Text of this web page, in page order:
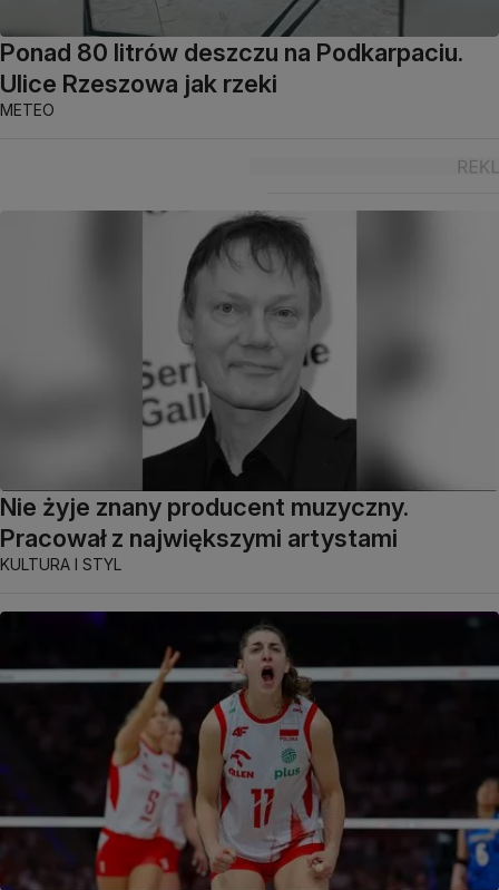
Ponad 80 litrów deszczu na Podkarpaciu.
Ulice Rzeszowa jak rzeki
METEO
Nie żyje znany producent muzyczny.
Pracował z największymi artystami
KULTURA I STYL